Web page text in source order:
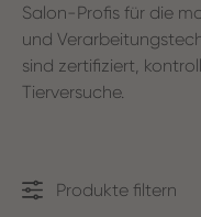
Salon-Profis für die
und
sind zertifiziert,
Tierversuche.
Produkte filtern